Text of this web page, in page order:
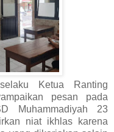
Ketua Ranting
pesan pada
Muhammadiyah 23
niat ikhlas karena